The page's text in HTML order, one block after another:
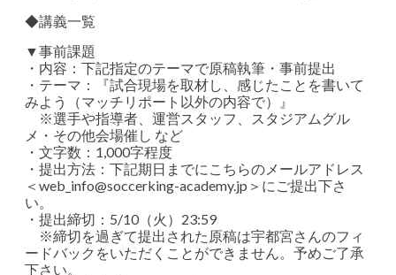
◆講義一覧
▼事前課題
・内容：下記指定のテーマで原稿執筆・事前提出
・テーマ：『試合現場を取材し、感じたことを書いて
みよう（マッチリポート以外の内容で）』
※選手や指導者、運営スタッフ、スタジアムグル
メ・その他会場催し など
・文字数：1,000字程度
・提出方法：下記期日までにこちらのメールアドレス
＜web_info@soccerking-academy.jp＞にご提出下さ
い。
・提出締切：5/10（火）23:59
※締切を過ぎて提出された原稿は宇都宮さんのフィ
ードバックをいただくことができません。予めご了承
下さい。